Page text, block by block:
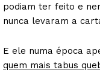
podiam ter feito e
nunca levaram a
E ele numa época
quem mais tabus